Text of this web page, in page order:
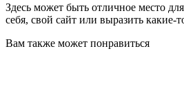
Здесь может быть отличное место
себя, свой сайт или выразить какие-
Вам также может понравиться